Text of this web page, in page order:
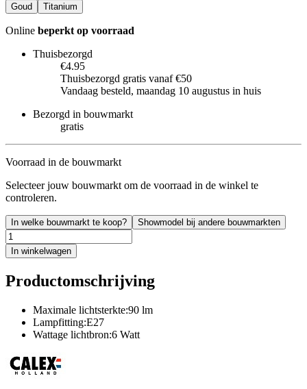
Goud Titanium
Online beperkt op voorraad
Thuisbezorgd
€4.95
Thuisbezorgd gratis vanaf €50
Vandaag besteld, maandag 10 augustus in huis
Bezorgd in bouwmarkt
gratis
Voorraad in de bouwmarkt
Selecteer jouw bouwmarkt om de voorraad in de winkel te
controleren.
In welke bouwmarkt te koop? Showmodel bij andere bouwmarkten
In winkelwagen
Productomschrijving
Maximale lichtsterkte:90 lm
Lampfitting:E27
Wattage lichtbron:6 Watt